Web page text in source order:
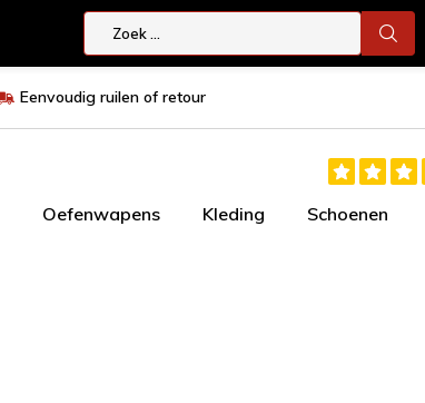
Eenvoudig ruilen of retour
Oefenwapens Kleding Schoenen